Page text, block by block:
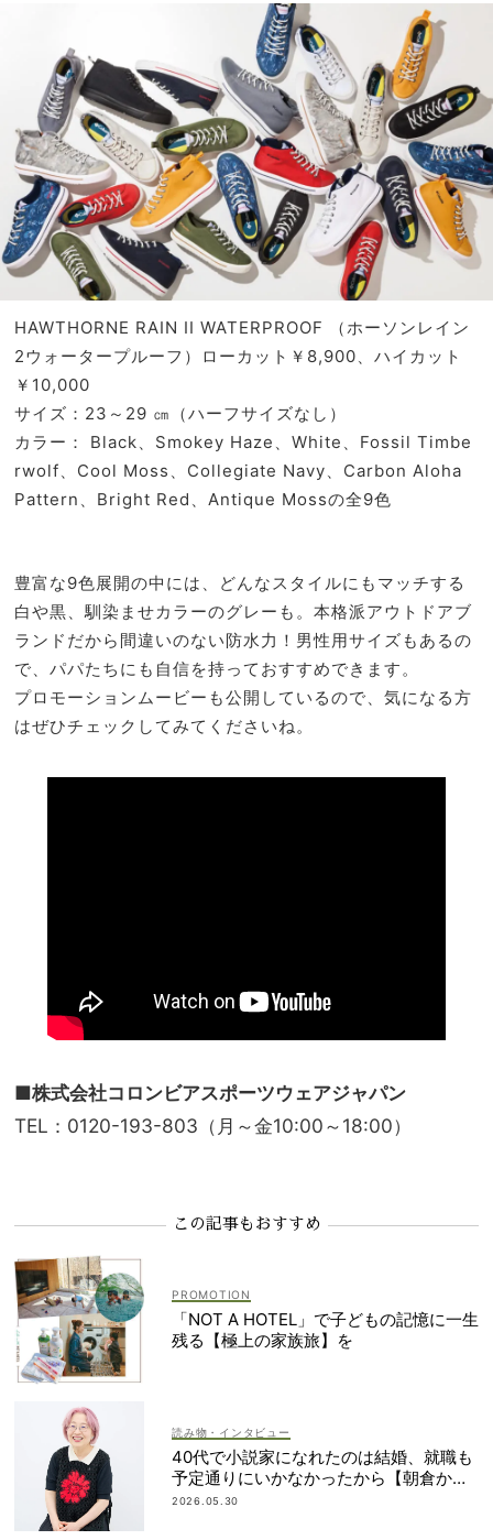
HAWTHORNE RAIN II WATERPROOF （ホーソンレイン
2ウォータープルーフ）ローカット￥8,900、ハイカット
￥10,000
サイズ：23～29 ㎝（ハーフサイズなし）
カラー： Black、Smokey Haze、White、Fossil Timbe
rwolf、Cool Moss、Collegiate Navy、Carbon Aloha
Pattern、Bright Red、Antique Mossの全9色
豊富な9色展開の中には、どんなスタイルにもマッチする
白や黒、馴染ませカラーのグレーも。本格派アウトドアブ
ランドだから間違いのない防水力！男性用サイズもあるの
で、パパたちにも自信を持っておすすめできます。
プロモーションムービーも公開しているので、気になる方
はぜひチェックしてみてくださいね。
fe」篇
■株式会社コロンビアスポーツウェアジャパン
TEL：0120-193-803（月～金10:00～18:00）
この記事もおすすめ
「NOT A HOTEL」で子どもの記憶に一生
残る【極上の家族旅】を
読み物・インタビュー
40代で小説家になれたのは結婚、就職も
予定通りにいかなかったから【朝倉かす
みさん】
2026.05.30